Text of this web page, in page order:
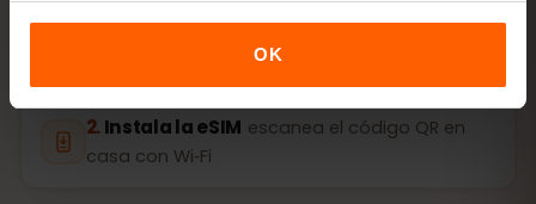
OK
Compra un plan código QR al instante por
Instala la eSIM escanea el código QR en
casa con Wi‑Fi